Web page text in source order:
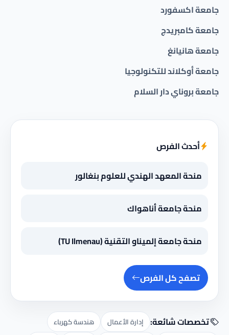
جامعة اكسفورد
جامعة كامبريدج
جامعة هانيانغ
جامعة أوكلاند للتكنولوجيا
جامعة بروناي دار السلام
أحدث الفرص
منحة المعهد الهندي للعلوم بنغالور
منحة جامعة أناهواك
منحة جامعة إلميناو التقنية (TU Ilmenau)
تصفح كل الفرص
تخصصات شائعة: إدارة الأعمال هندسة كهرباء